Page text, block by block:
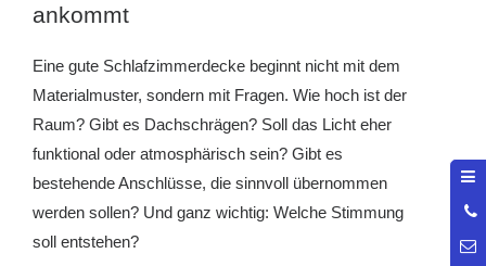
ankommt
Eine gute Schlafzimmerdecke beginnt nicht mit dem
Materialmuster, sondern mit Fragen. Wie hoch ist der
Raum? Gibt es Dachschrägen? Soll das Licht eher
funktional oder atmosphärisch sein? Gibt es
bestehende Anschlüsse, die sinnvoll übernommen
werden sollen? Und ganz wichtig: Welche Stimmung
soll entstehen?